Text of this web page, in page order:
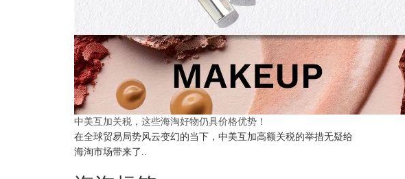
中美互加关税，这些海淘好物仍具价格优势！
在全球贸易局势风云变幻的当下，中美互加高额关税的举措无疑给
海淘市场带来了..